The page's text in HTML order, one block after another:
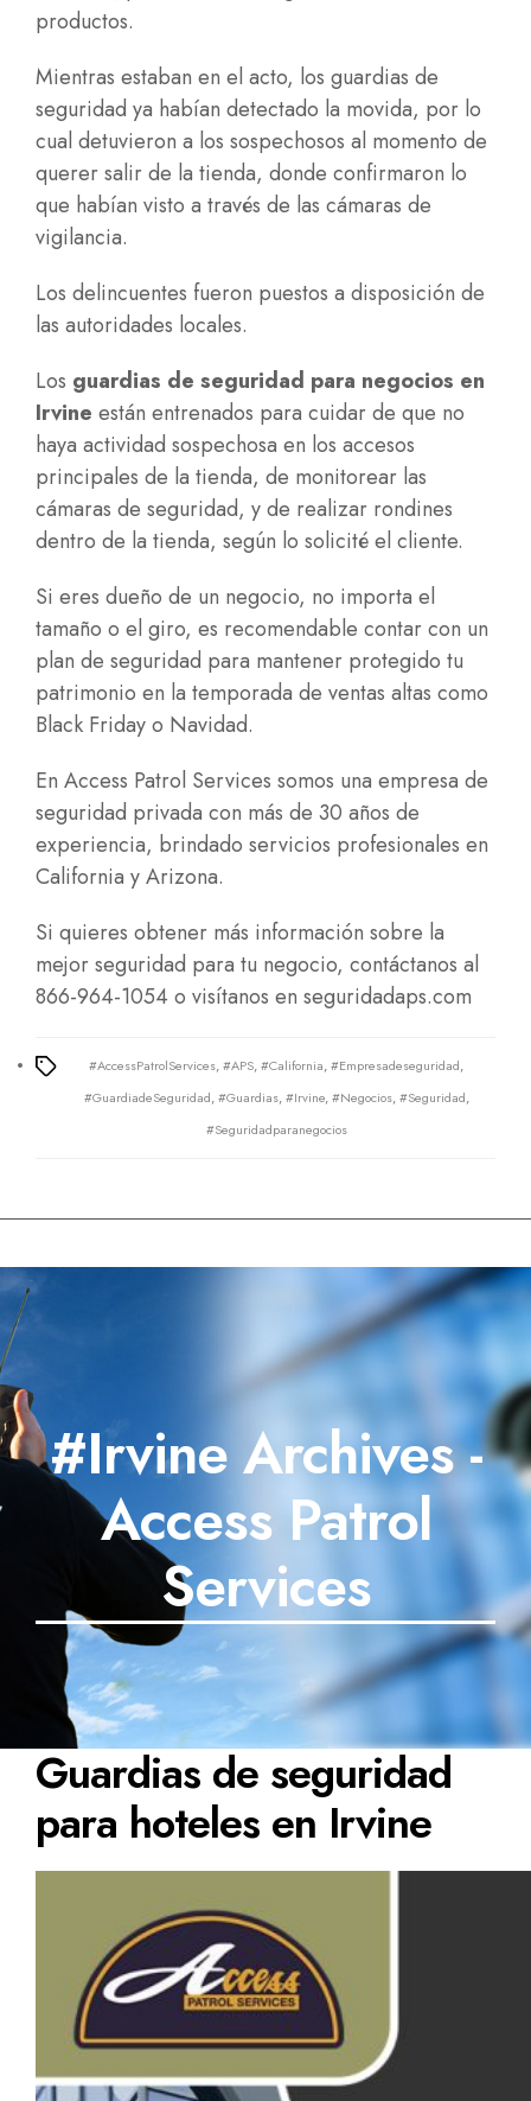
productos.
Mientras estaban en el acto, los guardias de
seguridad ya habían detectado la movida, por lo
cual detuvieron a los sospechosos al momento de
querer salir de la tienda, donde confirmaron lo
que habían visto a través de las cámaras de
vigilancia.
Los delincuentes fueron puestos a disposición de
las autoridades locales.
Los guardias de seguridad para negocios en
Irvine están entrenados para cuidar de que no
haya actividad sospechosa en los accesos
principales de la tienda, de monitorear las
cámaras de seguridad, y de realizar rondines
dentro de la tienda, según lo solicité el cliente.
Si eres dueño de un negocio, no importa el
tamaño o el giro, es recomendable contar con un
plan de seguridad para mantener protegido tu
patrimonio en la temporada de ventas altas como
Black Friday o Navidad.
En Access Patrol Services somos una empresa de
seguridad privada con más de 30 años de
experiencia, brindado servicios profesionales en
California y Arizona.
Si quieres obtener más información sobre la
mejor seguridad para tu negocio, contáctanos al
866-964-1054 o visítanos en seguridadaps.com
Tags
#AccessPatrolServices,#APS,#California,#Empresadeseguridad,
#GuardiadeSeguridad,#Guardias,#Irvine,#Negocios,#Seguridad,
#Seguridadparanegocios
#Irvine Archives -
Access Patrol
Services
Guardias de seguridad
para hoteles en Irvine